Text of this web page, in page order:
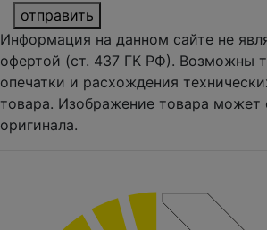
отправить
Информация на данном сайте не
офертой (ст. 437 ГК РФ). Возможны
опечатки и расхождения
товара. Изображение товара может
оригинала.